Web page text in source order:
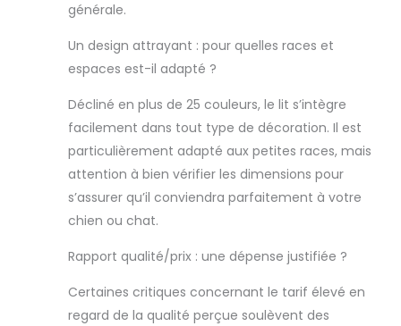
générale.
Un design attrayant : pour quelles races et
espaces est-il adapté ?
Décliné en plus de 25 couleurs, le lit s’intègre
facilement dans tout type de décoration. Il est
particulièrement adapté aux petites races, mais
attention à bien vérifier les dimensions pour
s’assurer qu’il conviendra parfaitement à votre
chien ou chat.
Rapport qualité/prix : une dépense justifiée ?
Certaines critiques concernant le tarif élevé en
regard de la qualité perçue soulèvent des